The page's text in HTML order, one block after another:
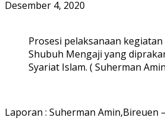
Desember 4, 2020
Prosesi pelaksanaan kegiatan
Shubuh Mengaji yang
Syariat Islam. ( Suherman
Laporan : Suherman Amin,Bireuen